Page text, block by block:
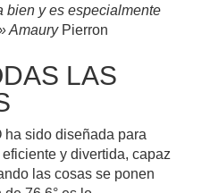
bien y es especialmente
AmauryPierron
LAS
ha sido diseñada para
y divertida, capaz
las cosas se ponen